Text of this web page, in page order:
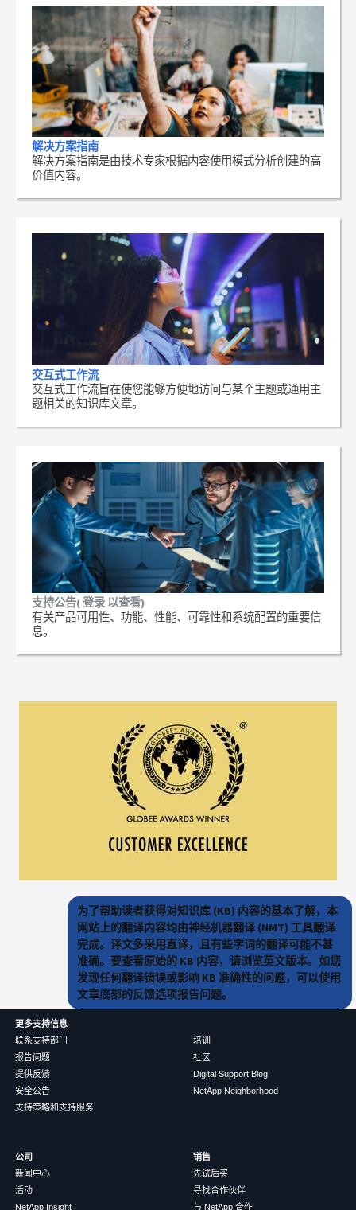
解决方案指南
解决方案指南是由技术专家根据内容使用模式分析创建的高
价值内容。
交互式工作流
交互式工作流旨在使您能够方便地访问与某个主题或通用主
题相关的知识库文章。
支持公告( 登录 以查看)
有关产品可用性、功能、性能、可靠性和系统配置的重要信
息。
为了帮助读者获得对知识库 (KB) 内容的基本了解，本
网站上的翻译内容均由神经机器翻译 (NMT) 工具翻译
完成。译文多采用直译，且有些字词的翻译可能不甚
准确。要查看原始的 KB 内容，请浏览英文版本。如您
发现任何翻译错误或影响 KB 准确性的问题，可以使用
文章底部的反馈选项报告问题。
更多支持信息
联系支持部门
报告问题
提供反馈
安全公告
支持策略和支持服务
培训
社区
Digital Support Blog
NetApp Neighborhood
公司
新闻中心
活动
NetApp Insight
销售
先试后买
寻找合作伙伴
与 NetApp 合作